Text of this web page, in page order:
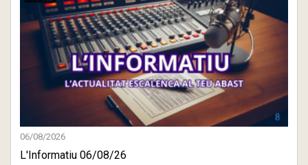
06/08/2026
L'Informatiu 06/08/26